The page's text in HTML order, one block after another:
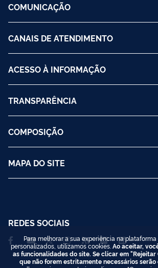
COMUNICAÇÃO
CANAIS DE ATENDIMENTO
ACESSO À INFORMAÇÃO
TRANSPARÊNCIA
COMPOSIÇÃO
MAPA DO SITE
REDES SOCIAIS
Para melhorar a sua experiência na
personalizados, utilizamos cookies. Ao aceitar,
as funcionalidades do site. Se clicar em "Rejeitar
que não forem estritamente necessários